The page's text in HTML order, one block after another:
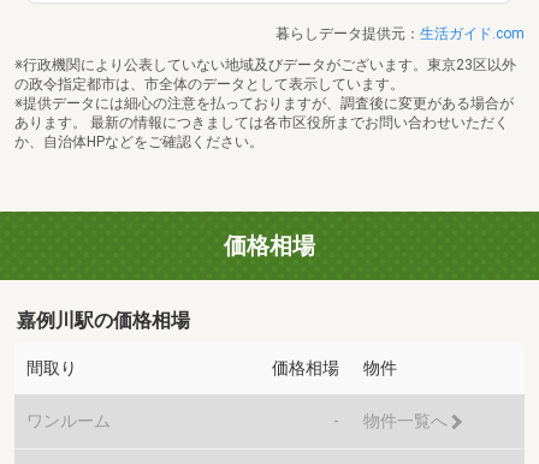
暮らしデータ提供元： 生活ガイド.com
※行政機関により公表していない地域及びデータがございます。東京23区以外
の政令指定都市は、市全体のデータとして表示しています。
※提供データには細心の注意を払っておりますが、調査後に変更がある場合が
あります。 最新の情報につきましては各市区役所までお問い合わせいただく
か、自治体HPなどをご確認ください。
価格相場
嘉例川駅の価格相場
間取り 価格相場 物件
ワンルーム - 物件一覧へ